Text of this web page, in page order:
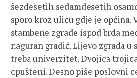
šezdesetih sedamdesetih
sporo kroz ulicu gdje je općina.
stambene zgrade ispod brda
naguran gradić. Lijevo zgrada u
treba univerzitet. Dvojica
opušteni. Desno piše poslovni